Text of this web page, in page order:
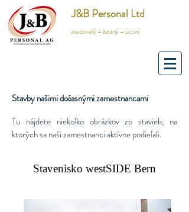
J&B Personal Ltd
uvedomelý – čestný – úctivý
Stavby našimi dočasnými zamestnancami
Tu nájdete niekoľko obrázkov zo stavieb, na
ktorých sa naši zamestnanci aktívne podieľali.
Stavenisko westSIDE Bern